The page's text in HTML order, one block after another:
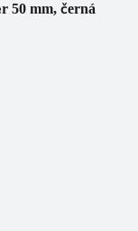
50 mm, černá